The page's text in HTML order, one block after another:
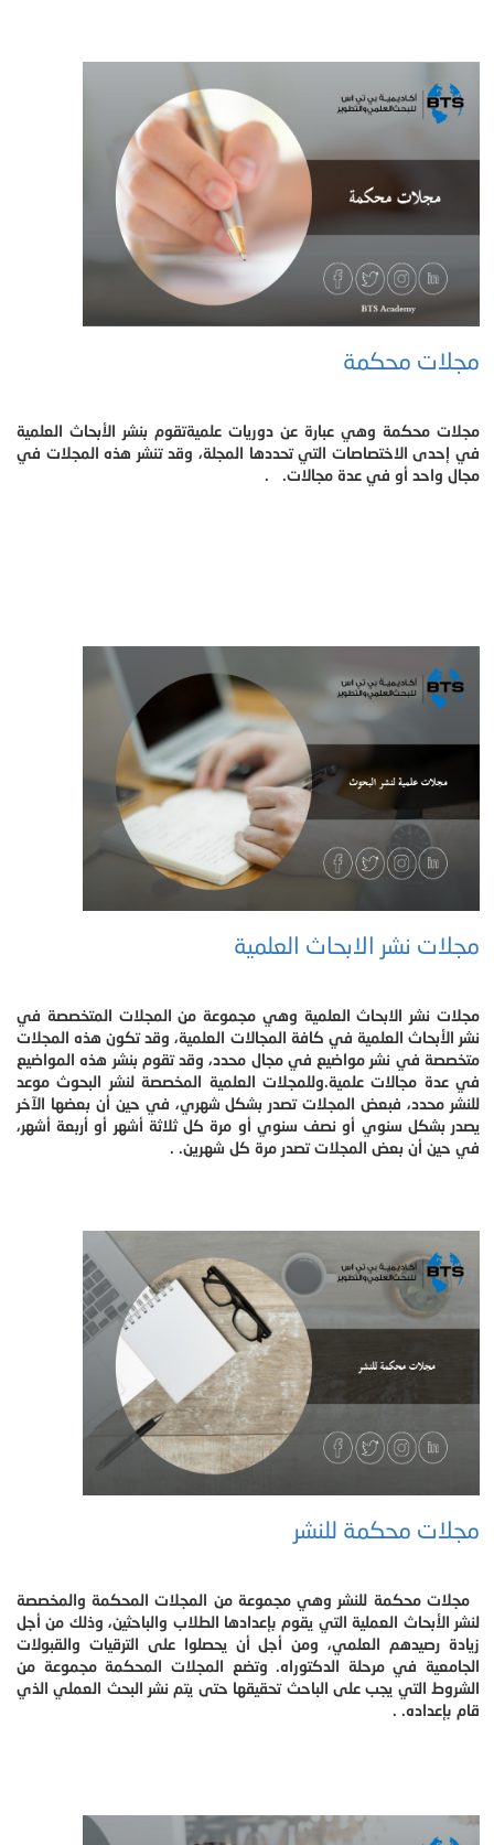
مجلات محكمة
مجلات محكمة وهي عبارة عن دوريات علميةتقوم بنشر الأبحاث العلمية
في إحدى الاختصاصات التي تحددها المجلة، وقد تنشر هذه المجلات في
مجال واحد أو في عدة مجالات. .
مجلات نشر الابحاث العلمية
مجلات نشر الابحاث العلمية وهي مجموعة من المجلات المتخصصة في
نشر الأبحاث العلمية في كافة المجالات العلمية، وقد تكون هذه المجلات
متخصصة في نشر مواضيع في مجال محدد، وقد تقوم بنشر هذه المواضيع
في عدة مجالات علمية.وللمجلات العلمية المخصصة لنشر البحوث موعد
للنشر محدد، فبعض المجلات تصدر بشكل شهري، في حين أن بعضها الآخر
يصدر بشكل سنوي أو نصف سنوي أو مرة كل ثلاثة أشهر أو أربعة أشهر،
في حين أن بعض المجلات تصدر مرة كل شهرين. .
مجلات محكمة للنشر
مجلات محكمة للنشر وهي مجموعة من المجلات المحكمة والمخصصة
لنشر الأبحاث العملية التي يقوم بإعدادها الطلاب والباحثين، وذلك من أجل
زيادة رصيدهم العلمي، ومن أجل أن يحصلوا على الترقيات والقبولات
الجامعية في مرحلة الدكتوراه. وتضع المجلات المحكمة مجموعة من
الشروط التي يجب على الباحث تحقيقها حتى يتم نشر البحث العملي الذي
قام بإعداده. .